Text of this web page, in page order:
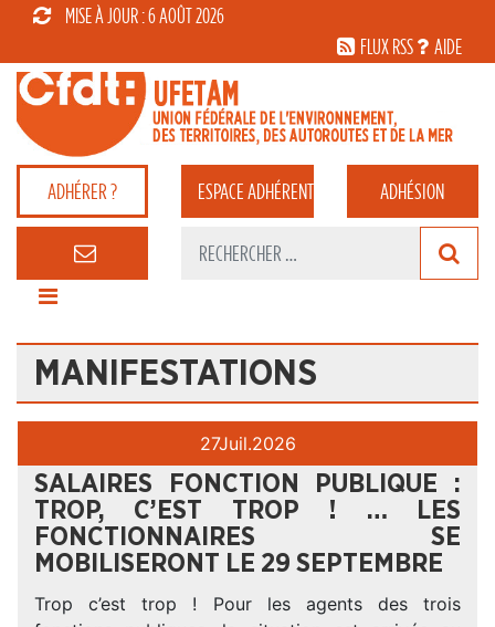
MISE À JOUR : 6 AOÛT 2026
FLUX RSS
AIDE
ADHÉRER ? ESPACEADHÉRENT ADHÉSION
MANIFESTATIONS
27Juil.2026
SALAIRES FONCTION PUBLIQUE :
TROP, C’EST TROP ! … LES
FONCTIONNAIRES SE
MOBILISERONT LE 29 SEPTEMBRE
Trop c’est trop ! Pour les agents des trois